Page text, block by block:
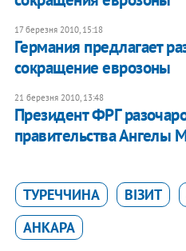
17 березня 2010, 15:18
Германия предлагает
сокращение еврозоны
21 березня 2010, 13:48
Президент ФРГ
правительства Ангелы
ТУРЕЧЧИНА ВІЗИТ
АНКАРА